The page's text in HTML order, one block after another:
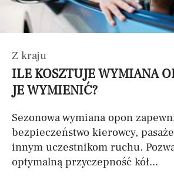
Z kraju
ILE KOSZTUJE WYMIANA
JE WYMIENIĆ?
Sezonowa wymiana opon
bezpieczeństwo kierowcy,
innym uczestnikom ruchu.
optymalną przyczepność kół...